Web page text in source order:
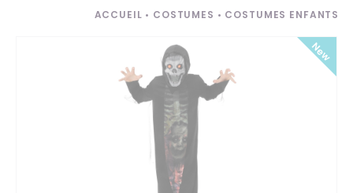
ACCUEIL • COSTUMES • COSTUMES ENFANTS